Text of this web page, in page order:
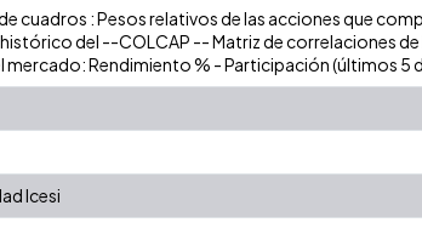
cuadros : Pesos relativos de las acciones que
del --COLCAP -- Matriz de correlaciones de
mercado: Rendimiento % - Participación (últimos 5
Icesi